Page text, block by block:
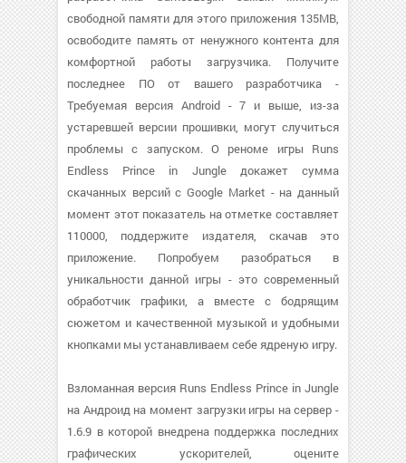
свободной памяти для этого приложения 135MB,
освободите память от ненужного контента для
комфортной работы загрузчика. Получите
последнее ПО от вашего разработчика -
Требуемая версия Android - 7 и выше, из-за
устаревшей версии прошивки, могут случиться
проблемы с запуском. О реноме игры Runs
Endless Prince in Jungle докажет сумма
скачанных версий с Google Market - на данный
момент этот показатель на отметке составляет
110000, поддержите издателя, скачав это
приложение. Попробуем разобраться в
уникальности данной игры - это современный
обработчик графики, а вместе с бодрящим
сюжетом и качественной музыкой и удобными
кнопками мы устанавливаем себе ядреную игру.
Взломанная версия Runs Endless Prince in Jungle
на Андроид на момент загрузки игры на сервер -
1.6.9 в которой внедрена поддержка последних
графических ускорителей, оцените